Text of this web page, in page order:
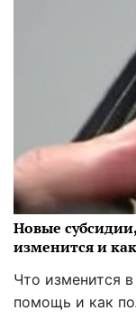
Новые
изменится и
Что изменится
помощь и как